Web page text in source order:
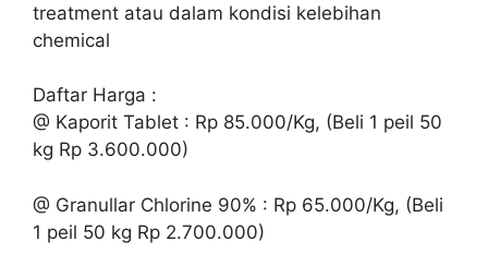
treatment atau dalam kondisi kelebihan
chemical
Daftar Harga :
@ Kaporit Tablet : Rp 85.000/Kg, (Beli 1 peil 50
kg Rp 3.600.000)
@ Granullar Chlorine 90% : Rp 65.000/Kg, (Beli
1 peil 50 kg Rp 2.700.000)